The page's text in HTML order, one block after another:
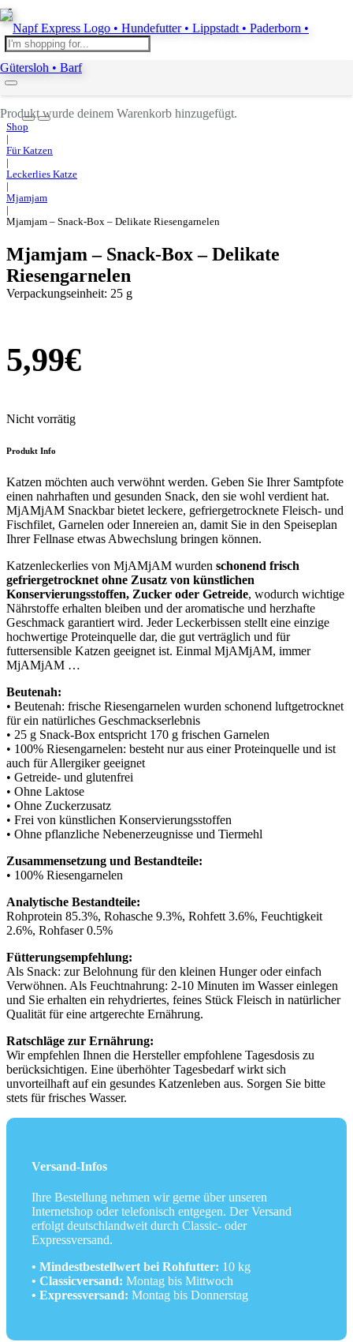
Produktwurde deinem Warenkorb hinzugefügt.
Shop
Für Katzen
Leckerlies Katze
Mjamjam
Mjamjam – Snack-Box – Delikate Riesengarnelen
Mjamjam – Snack-Box – Delikate
Riesengarnelen
Verpackungseinheit: 25 g
5,99€
Nicht vorrätig
Produkt Info
Katzen möchten auch verwöhnt werden. Geben Sie Ihrer Samtpfote
einen nahrhaften und gesunden Snack, den sie wohl verdient hat.
MjAMjAM Snackbar bietet leckere, gefriergetrocknete Fleisch- und
Fischfilet, Garnelen oder Innereien an, damit Sie in den Speiseplan
Ihrer Fellnase etwas Abwechslung bringen können.
Katzenleckerlies von MjAMjAM wurden schonend frisch
gefriergetrocknet ohne Zusatz von künstlichen
Konservierungsstoffen, Zucker oder Getreide, wodurch wichtige
Nährstoffe erhalten bleiben und der aromatische und herzhafte
Geschmack garantiert wird. Jeder Leckerbissen stellt eine einzige
hochwertige Proteinquelle dar, die gut verträglich und für
futtersensible Katzen geeignet ist. Einmal MjAMjAM, immer
MjAMjAM …
Beutenah:
• Beutenah: frische Riesengarnelen wurden schonend luftgetrocknet
für ein natürliches Geschmackserlebnis
• 25 g Snack-Box entspricht 170 g frischen Garnelen
• 100% Riesengarnelen: besteht nur aus einer Proteinquelle und ist
auch für Allergiker geeignet
• Getreide- und glutenfrei
• Ohne Laktose
• Ohne Zuckerzusatz
• Frei von künstlichen Konservierungsstoffen
• Ohne pflanzliche Nebenerzeugnisse und Tiermehl
Zusammensetzung und Bestandteile:
• 100% Riesengarnelen
Analytische Bestandteile:
Rohprotein 85.3%, Rohasche 9.3%, Rohfett 3.6%, Feuchtigkeit
2.6%, Rohfaser 0.5%
Fütterungsempfehlung:
Als Snack: zur Belohnung für den kleinen Hunger oder einfach
Verwöhnen. Als Feuchtnahrung: 2-10 Minuten im Wasser einlegen
und Sie erhalten ein rehydriertes, feines Stück Fleisch in natürlicher
Qualität für eine artgerechte Ernährung.
Ratschläge zur Ernährung:
Wir empfehlen Ihnen die Hersteller empfohlene Tagesdosis zu
berücksichtigen. Eine überhöhter Tagesbedarf wirkt sich
unvorteilhaft auf ein gesundes Katzenleben aus. Sorgen Sie bitte
stets für frisches Wasser.
Versand-Infos
Ihre Bestellung nehmen wir gerne über unseren
Internetshop oder telefonisch entgegen. Der Versand
erfolgt deutschlandweit durch Classic- oder
Expressversand.
• Mindestbestellwert bei Rohfutter: 10 kg
• Classicversand: Montag bis Mittwoch
• Expressversand: Montag bis Donnerstag